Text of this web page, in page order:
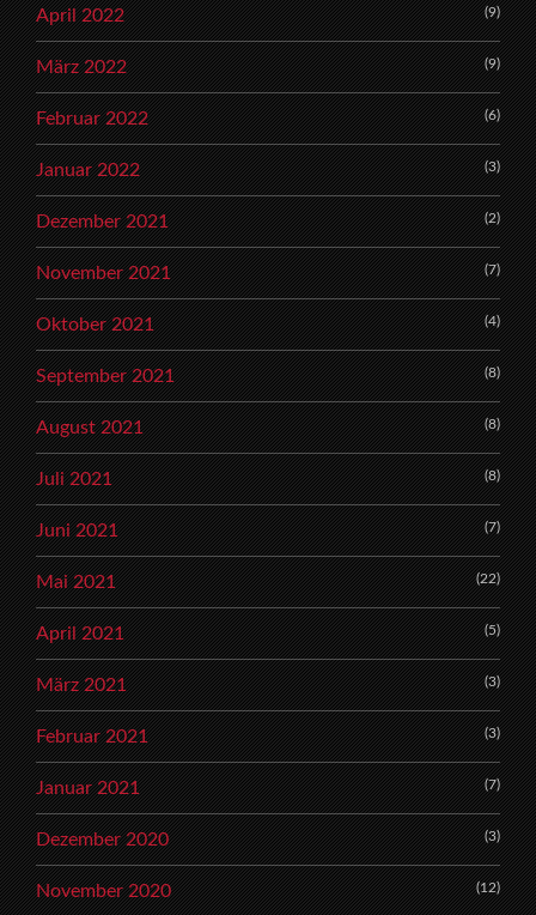
April 2022 (9)
März 2022 (9)
Februar 2022 (6)
Januar 2022 (3)
Dezember 2021 (2)
November 2021 (7)
Oktober 2021 (4)
September 2021 (8)
August 2021 (8)
Juli 2021 (8)
Juni 2021 (7)
Mai 2021 (22)
April 2021 (5)
März 2021 (3)
Februar 2021 (3)
Januar 2021 (7)
Dezember 2020 (3)
November 2020 (12)